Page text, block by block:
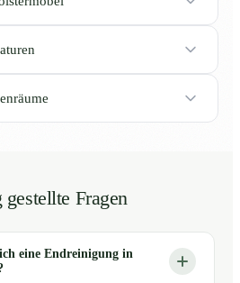
Fragen
eine Endreinigung in